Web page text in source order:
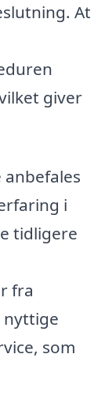
At
giver
anbefales
i
tidligere
fra
nyttige
som